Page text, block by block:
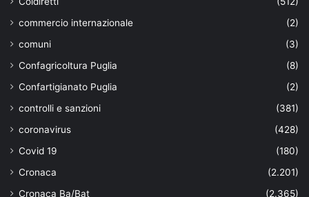
commercio internazionale
(2)
comuni
(3)
Confagricoltura Puglia
(8)
Confartigianato Puglia
(2)
controlli e sanzioni
(381)
coronavirus
(428)
Covid 19
(180)
Cronaca
(2.201)
Cronaca Ba/Bat
(2.365)